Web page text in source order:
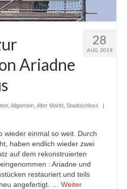
28
AUG. 2019
Ariadne
Allgemein Alter Markt Stadtschloss
|
wieder einmal so weit. Durch
haben endlich wieder zwei
auf dem rekonstruierten
: Ariadne und
restauriert und teils
angefertigt. … Weiter